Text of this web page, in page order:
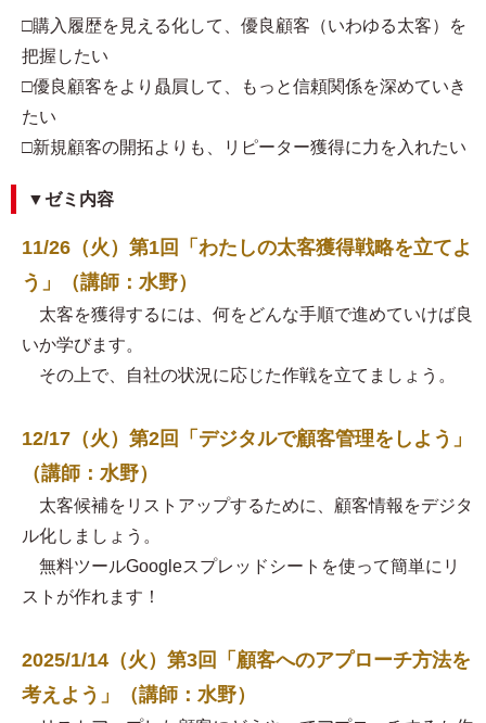
□購入履歴を見える化して、優良顧客（いわゆる太客）を
把握したい
□優良顧客をより贔屓して、もっと信頼関係を深めていき
たい
□新規顧客の開拓よりも、リピーター獲得に力を入れたい
▼ゼミ内容
11/26（火）第1回「わたしの太客獲得戦略を立てよ
う」（講師：水野）
太客を獲得するには、何をどんな手順で進めていけば良
いか学びます。
その上で、自社の状況に応じた作戦を立てましょう。
12/17（火）第2回「デジタルで顧客管理をしよう」
（講師：水野）
太客候補をリストアップするために、顧客情報をデジタ
ル化しましょう。
無料ツールGoogleスプレッドシートを使って簡単にリ
ストが作れます！
2025/1/14（火）第3回「顧客へのアプローチ方法を
考えよう」（講師：水野）